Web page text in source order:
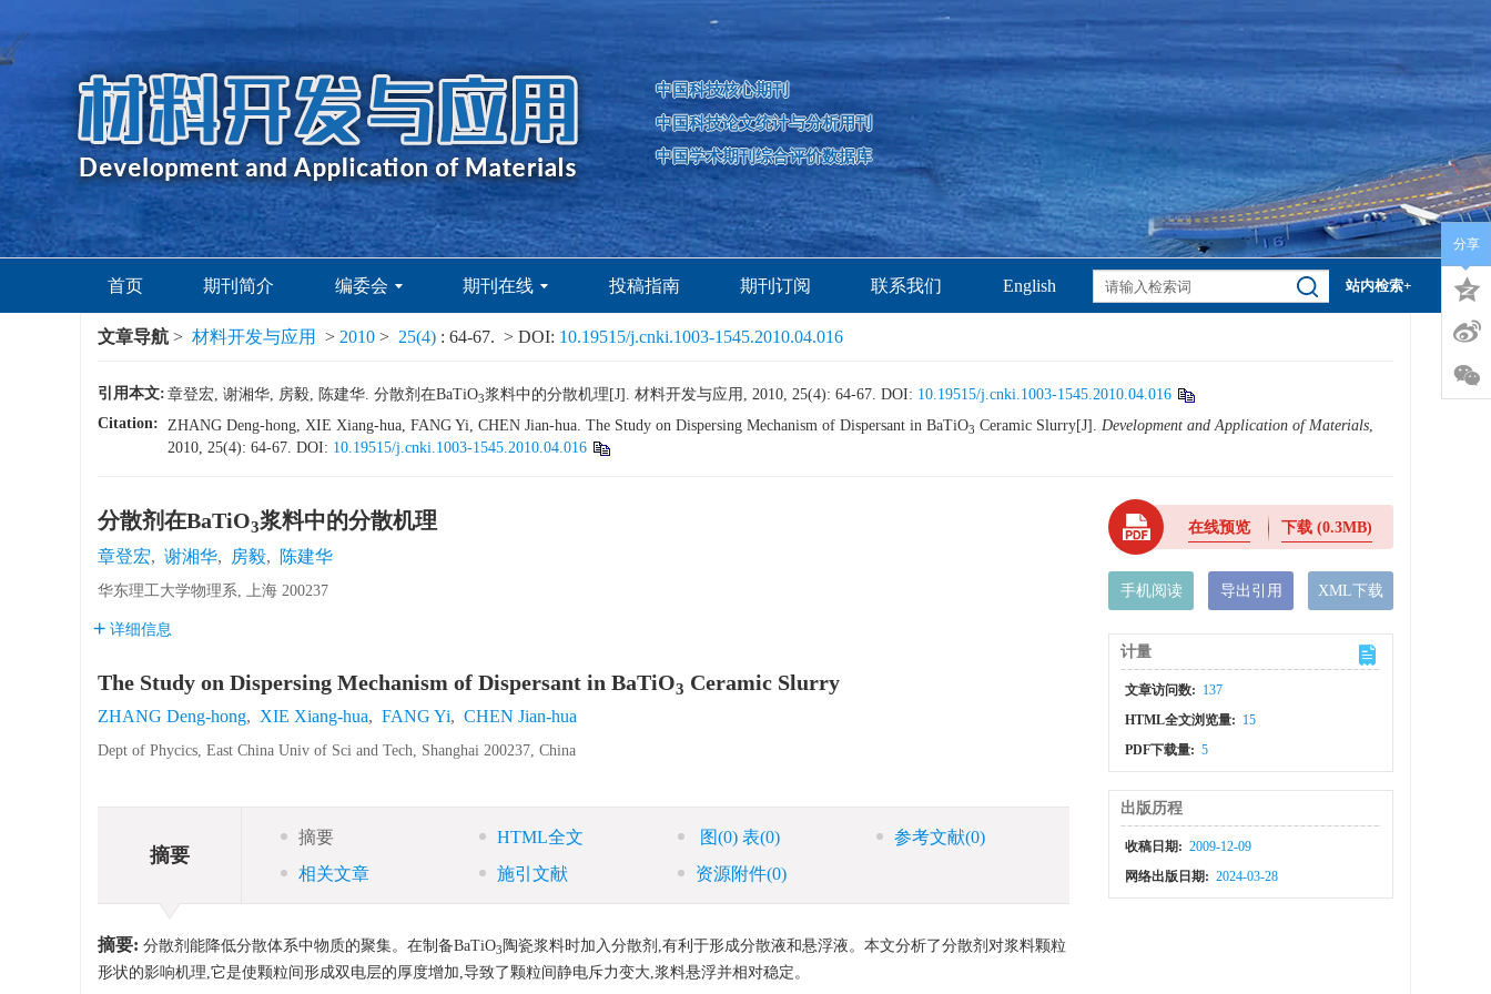
中国科技核心期刊
中国科技论文统计与分析用刊
中国学术期刊综合评价数据库
首页 期刊简介 编委会 期刊在线 投稿指南 期刊订阅 联系我们 English 站内检索+
文章导航 > 材料开发与应用 > 2010 > 25(4) : 64-67. > DOI: 10.19515/j.cnki.1003-1545.2010.04.016
引用本文: 章登宏, 谢湘华, 房毅, 陈建华. 分散剂在BaTiO3浆料中的分散机理[J]. 材料开发与应用, 2010, 25(4): 64-67. DOI: 10.19515/j.cnki.1003-1545.2010.04.016
Citation: ZHANG Deng-hong, XIE Xiang-hua, FANG Yi, CHEN Jian-hua. The Study on Dispersing Mechanism of Dispersant in BaTiO3 Ceramic Slurry[J]. Development and Application of Materials,
2010, 25(4): 64-67. DOI: 10.19515/j.cnki.1003-1545.2010.04.016
分散剂在BaTiO3浆料中的分散机理
章登宏, 谢湘华, 房毅, 陈建华
华东理工大学物理系, 上海 200237
详细信息
The Study on Dispersing Mechanism of Dispersant in BaTiO3 Ceramic Slurry
ZHANG Deng-hong, XIE Xiang-hua, FANG Yi, CHEN Jian-hua
Dept of Phycics, East China Univ of Sci and Tech, Shanghai 200237, China
摘要
摘要 HTML全文 图(0) 表(0) 参考文献(0)
相关文章
施引文献 资源附件(0)
摘要: 分散剂能降低分散体系中物质的聚集。在制备BaTiO3 陶瓷浆料时加入分散剂,有利于形成分散液和悬浮液。本文分析了分散剂对浆料颗粒
形状的影响机理,它是使颗粒间形成双电层的厚度增加,导致了颗粒间静电斥力变大,浆料悬浮并相对稳定。
在线预览 下载(0.3MB)
手机阅读 导出引用 XML下载
计量
文章访问数: 137
HTML全文浏览量: 15
PDF下载量: 5
出版历程
收稿日期: 2009-12-09
网络出版日期: 2024-03-28
分享